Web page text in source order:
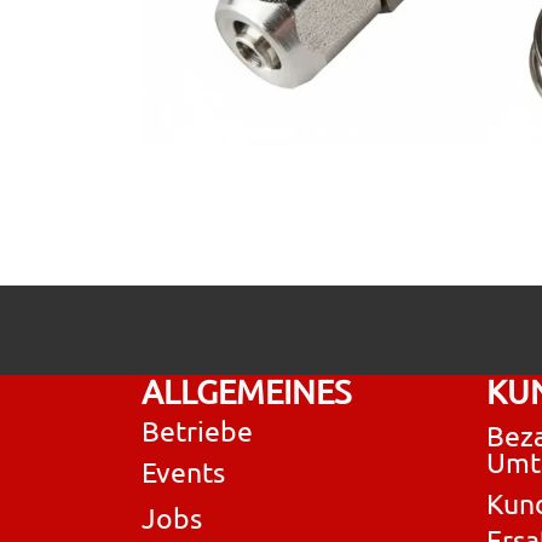
ALLGEMEINES
Betriebe
Events
Jobs